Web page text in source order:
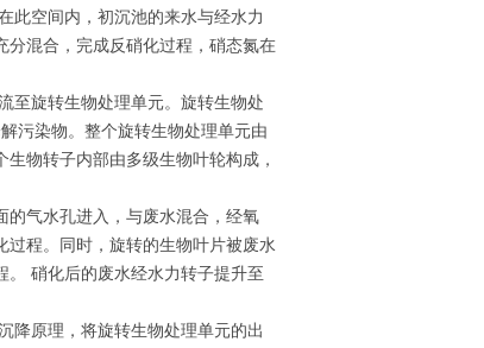
此空间内，初沉池的来水与经水力
分混合，完成反硝化过程，硝态氮在
至旋转生物处理单元。旋转生物处
污染物。整个旋转生物处理单元由
物转子内部由多级生物叶轮构成，
的气水孔进入，与废水混合，经氧
过程。同时，旋转的生物叶片被废水
硝化后的废水经水力转子提升至
降原理，将旋转生物处理单元的出